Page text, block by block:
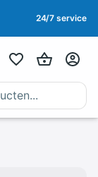
24/7 service